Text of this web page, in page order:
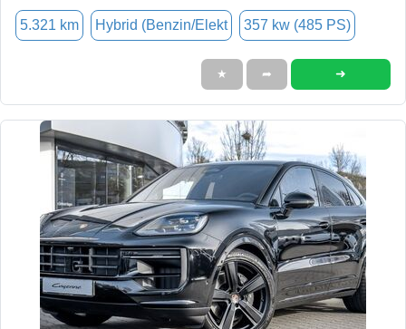
5.321 km Hybrid (Benzin/Elekt 357 kw (485 PS)
★ ➦ ➜